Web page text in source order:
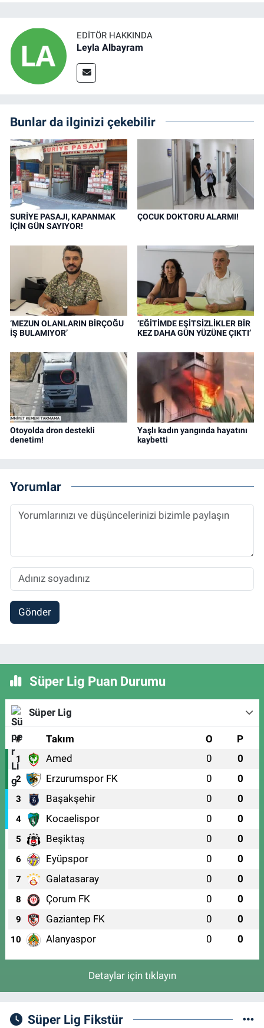
EDITÖR HAKKINDA
Leyla Albayram
Bunlar da ilginizi çekebilir
SURİYE PASAJI, KAPANMAK
İÇİN GÜN SAYIYOR!
ÇOCUK DOKTORU ALARMI!
‘MEZUN OLANLARIN BİRÇOĞU
İŞ BULAMIYOR’
‘EĞİTİMDE EŞİTSİZLİKLER BİR
KEZ DAHA GÜN YÜZÜNE ÇIKTI’
Otoyolda dron destekli
denetim!
Yaşlı kadın yangında hayatını
kaybetti
Yorumlar
Gönder
Süper Lig Puan Durumu
Süper Lig
# Takım O P
1 Amed 0 0
2 Erzurumspor FK 0 0
3 Başakşehir 0 0
4 Kocaelispor 0 0
5 Beşiktaş 0 0
6 Eyüpspor 0 0
7 Galatasaray 0 0
8 Çorum FK 0 0
9 Gaziantep FK 0 0
10 Alanyaspor 0 0
Detaylar için tıklayın
Süper Lig Fikstür